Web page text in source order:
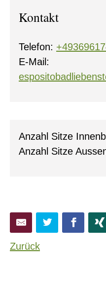
Kontakt
Telefon:
E-Mail:
Anzahl Sitze
Anzahl Sitze
Zurück